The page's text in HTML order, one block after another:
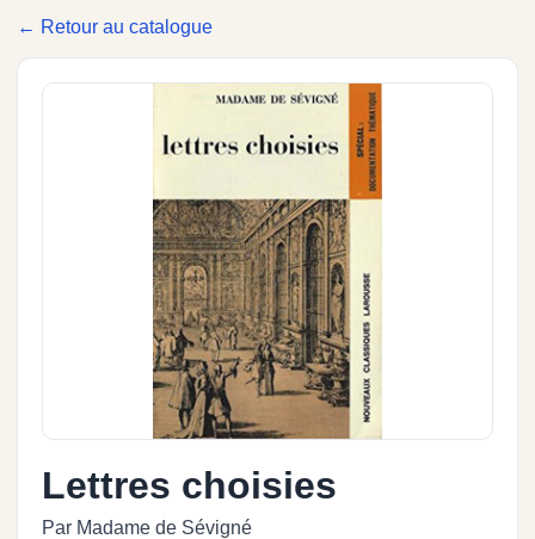
← Retour au catalogue
Lettres choisies
Par Madame de Sévigné